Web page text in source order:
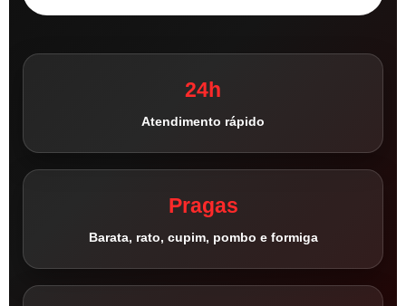
24h
Atendimento rápido
Pragas
Barata, rato, cupim, pombo e formiga